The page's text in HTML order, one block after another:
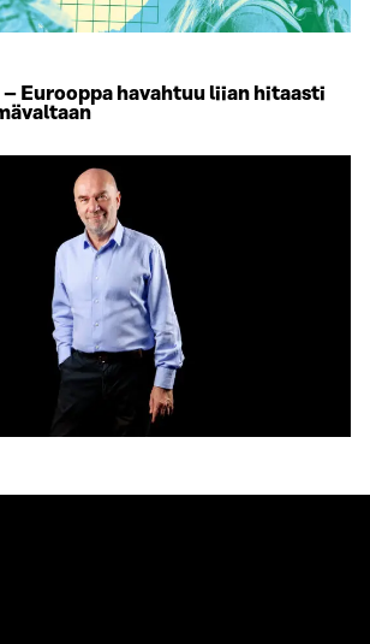
– Eurooppa havahtuu liian hitaasti